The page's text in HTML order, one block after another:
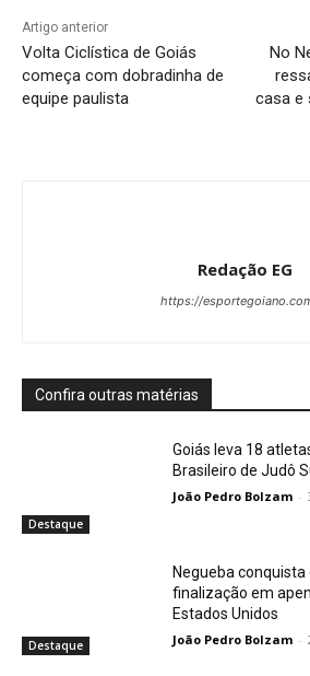
Artigo anterior
Volta Ciclística de Goiás
começa com dobradinha de
equipe paulista
No
casa e
Redação EG
https://
Confira outras matérias
Destaque
Goiás leva 18
Brasileiro de Judô
João Pedro Bolzam -
Destaque
Negueba
finalização em
Estados Unidos
João Pedro Bolzam -